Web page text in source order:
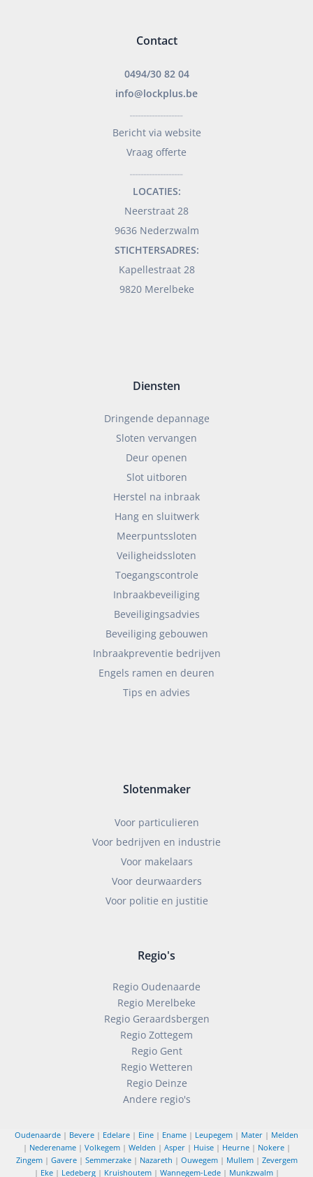
Contact
0494/30 82 04
info@lockplus.be
Bericht via website
Vraag offerte
LOCATIES:
Neerstraat 28
9636 Nederzwalm
STICHTERSADRES:
Kapellestraat 28
9820 Merelbeke
Diensten
Dringende depannage
Sloten vervangen
Deur openen
Slot uitboren
Herstel na inbraak
Hang en sluitwerk
Meerpuntssloten
Veiligheidssloten
Toegangscontrole
Inbraakbeveiliging
Beveiligingsadvies
Beveiliging gebouwen
Inbraakpreventie bedrijven
Engels ramen en deuren
Tips en advies
Slotenmaker
Voor particulieren
Voor bedrijven en industrie
Voor makelaars
Voor deurwaarders
Voor politie en justitie
Regio's
Regio Oudenaarde
Regio Merelbeke
Regio Geraardsbergen
Regio Zottegem
Regio Gent
Regio Wetteren
Regio Deinze
Andere regio's
Oudenaarde | Bevere | Edelare | Eine | Ename | Leupegem | Mater | Melden
| Nederename| Volkegem| Welden | Asper| Huise| Heurne| Nokere|
Zingem| Gavere| Semmerzake| Nazareth | Ouwegem| Mullem| Zevergem
| Eke| Ledeberg| Kruishoutem| Wannegem-Lede| Munkzwalm|